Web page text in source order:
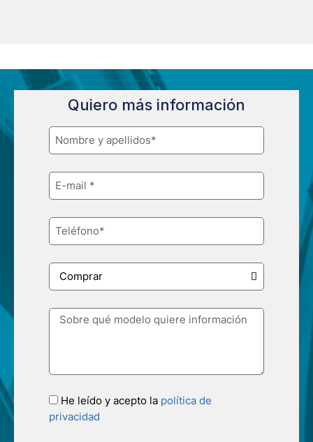
Quiero más información
He leído y acepto la política de
privacidad